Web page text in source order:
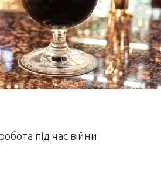
під час війни